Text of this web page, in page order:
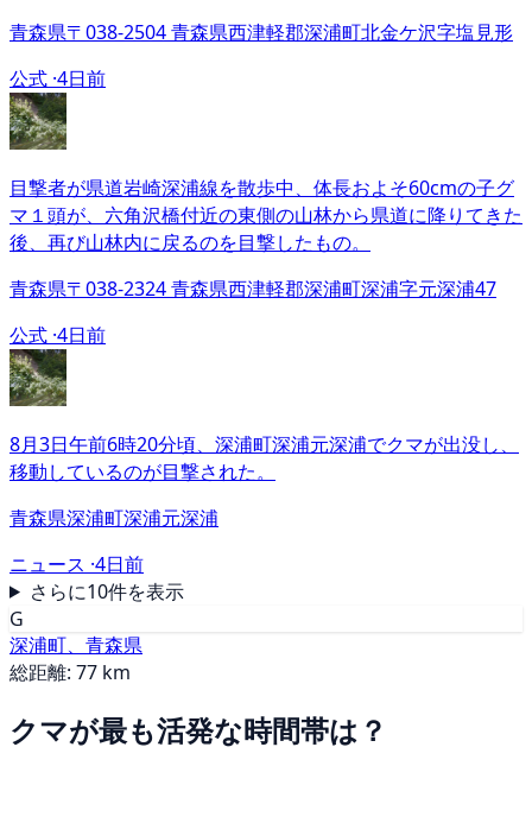
青森県〒038-2504 青森県西津軽郡深浦町北金ケ沢字塩見形
公式 ·4日前
目撃者が県道岩崎深浦線を散歩中、体長およそ60cmの子グ
マ１頭が、六角沢橋付近の東側の山林から県道に降りてきた
後、再び山林内に戻るのを目撃したもの。
青森県〒038-2324 青森県西津軽郡深浦町深浦字元深浦47
公式 ·4日前
8月3日午前6時20分頃、深浦町深浦元深浦でクマが出没し、
移動しているのが目撃された。
青森県深浦町深浦元深浦
ニュース ·4日前
さらに10件を表示
G
深浦町、青森県
総距離: 77 km
クマが最も活発な時間帯は？